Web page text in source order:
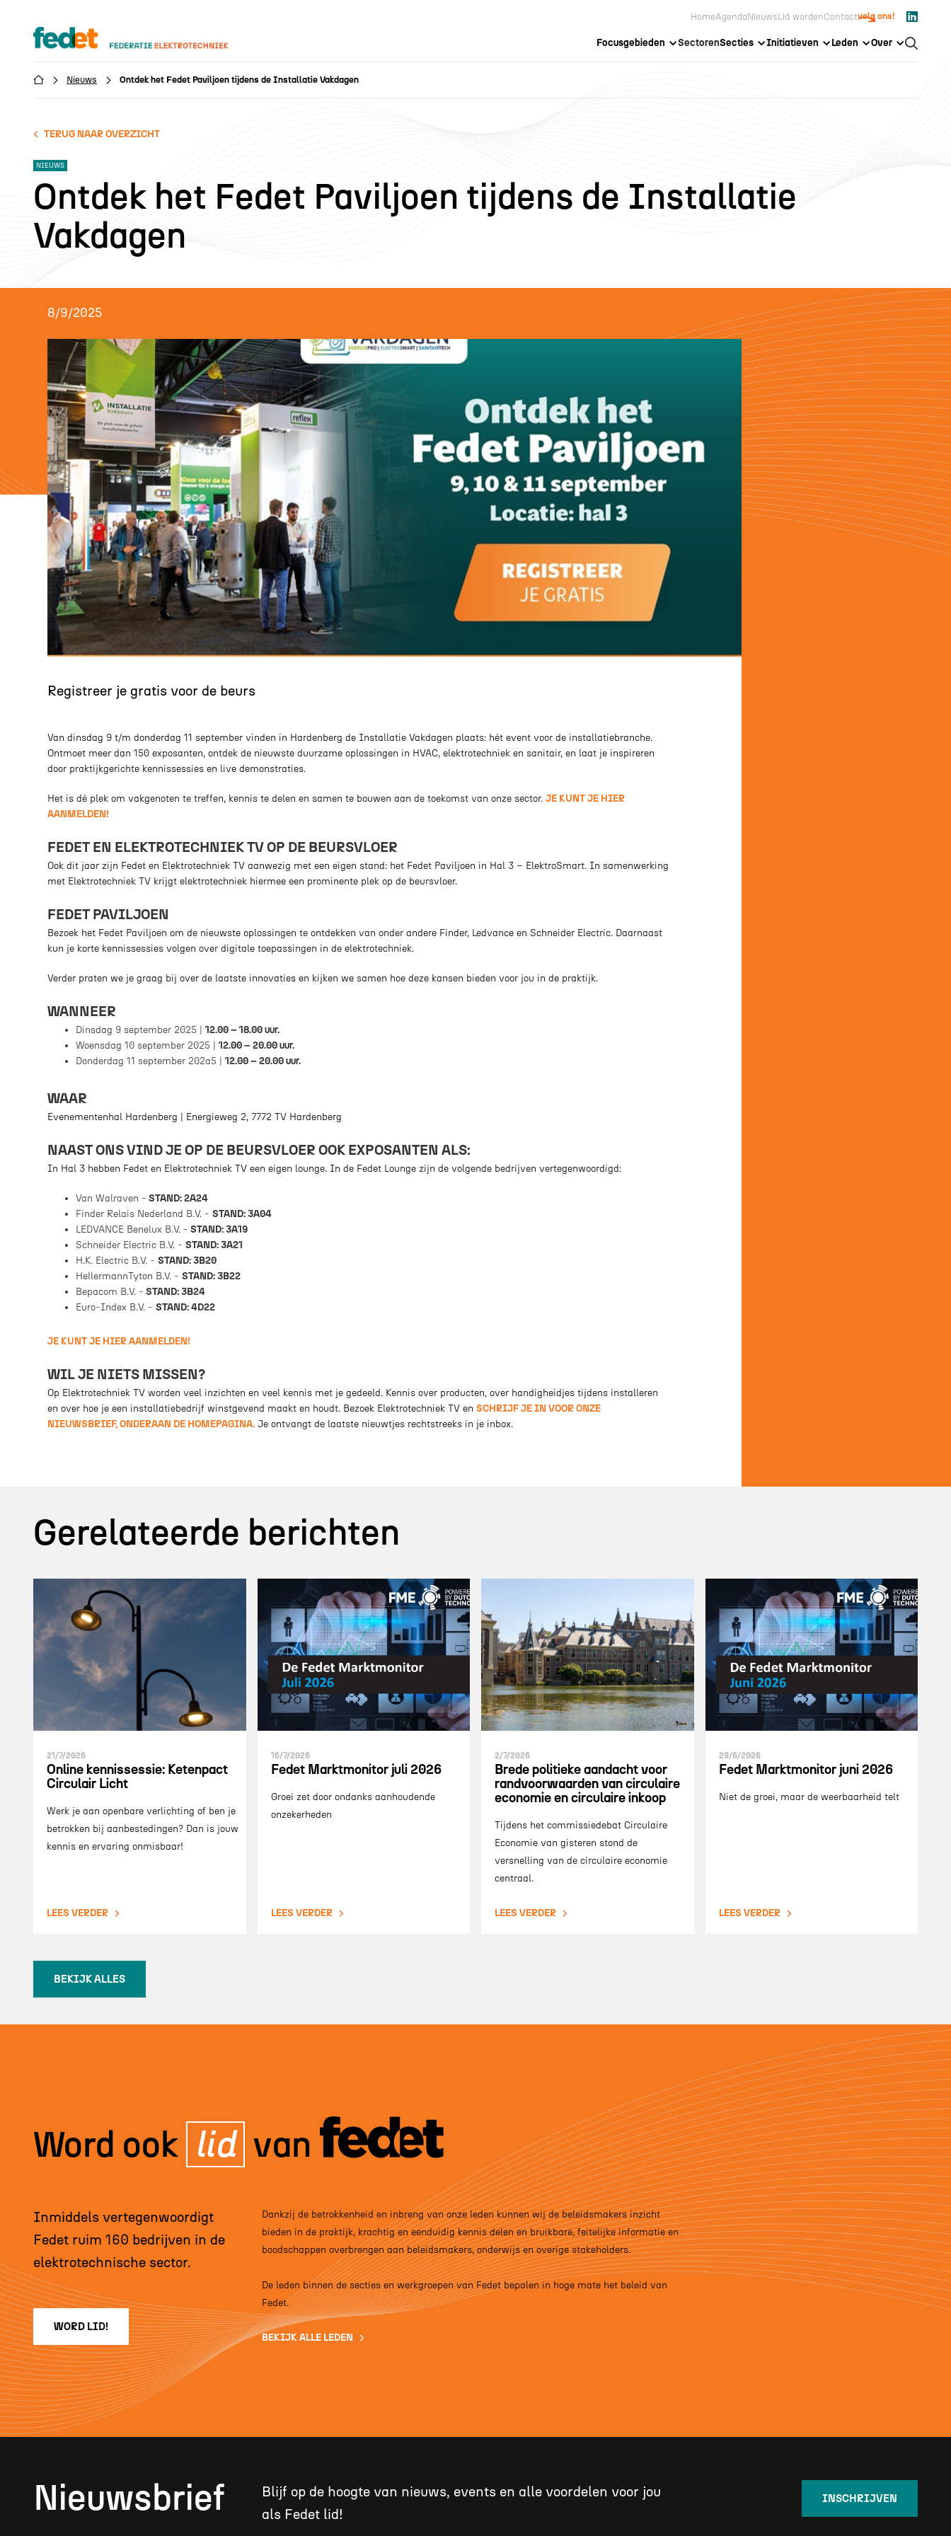
HomeAgendaNieuwsLid wordenContactvolg ons! 
Focusgebieden SectorenSecties Initiatieven Leden Over 
 Nieuws Ontdek het Fedet Paviljoen tijdens de Installatie Vakdagen
TERUG NAAR OVERZICHT
NIEUWS
Ontdek het Fedet Paviljoen tijdens de Installatie
Vakdagen
8/9/2025
Registreer je gratis voor de beurs
Van dinsdag 9 t/m donderdag 11 september vinden in Hardenberg de Installatie Vakdagen plaats: hét event voor de installatiebranche.
Ontmoet meer dan 150 exposanten, ontdek de nieuwste duurzame oplossingen in HVAC, elektrotechniek en sanitair, en laat je inspireren
door praktijkgerichte kennissessies en live demonstraties.
Het is dé plek om vakgenoten te treffen, kennis te delen en samen te bouwen aan de toekomst van onze sector. JE KUNT JE HIER
AANMELDEN!
FEDET EN ELEKTROTECHNIEK TV OP DE BEURSVLOER
Ook dit jaar zijn Fedet en Elektrotechniek TV aanwezig met een eigen stand: het Fedet Paviljoen in Hal 3 – ElektroSmart. In samenwerking
met Elektrotechniek TV krijgt elektrotechniek hiermee een prominente plek op de beursvloer.
FEDET PAVILJOEN
Bezoek het Fedet Paviljoen om de nieuwste oplossingen te ontdekken van onder andere Finder, Ledvance en Schneider Electric. Daarnaast
kun je korte kennissessies volgen over digitale toepassingen in de elektrotechniek.
Verder praten we je graag bij over de laatste innovaties en kijken we samen hoe deze kansen bieden voor jou in de praktijk.
WANNEER
Dinsdag 9 september 2025 | 12.00 – 18.00 uur.
Woensdag 10 september 2025 | 12.00 – 20.00 uur.
Donderdag 11 september 202a5 | 12.00 – 20.00 uur.
WAAR
Evenementenhal Hardenberg | Energieweg 2, 7772 TV Hardenberg
NAAST ONS VIND JE OP DE BEURSVLOER OOK EXPOSANTEN ALS:
In Hal 3 hebben Fedet en Elektrotechniek TV een eigen lounge. In de Fedet Lounge zijn de volgende bedrijven vertegenwoordigd:
Van Walraven - STAND: 2A24
Finder Relais Nederland B.V. - STAND: 3A04
LEDVANCE Benelux B.V. - STAND: 3A19
Schneider Electric B.V. - STAND: 3A21
H.K. Electric B.V. - STAND: 3B20
HellermannTyton B.V. - STAND: 3B22
Bepacom B.V. - STAND: 3B24
Euro-Index B.V. - STAND: 4D22
JE KUNT JE HIER AANMELDEN!
WIL JE NIETS MISSEN?
Op Elektrotechniek TV worden veel inzichten en veel kennis met je gedeeld. Kennis over producten, over handigheidjes tijdens installeren
en over hoe je een installatiebedrijf winstgevend maakt en houdt. Bezoek Elektrotechniek TV en SCHRIJF JE IN VOOR ONZE
NIEUWSBRIEF, ONDERAAN DE HOMEPAGINA. Je ontvangt de laatste nieuwtjes rechtstreeks in je inbox.
Gerelateerde berichten
21/7/2026
Online kennissessie: Ketenpact
Circulair Licht
Werk je aan openbare verlichting of ben je
betrokken bij aanbestedingen? Dan is jouw
kennis en ervaring onmisbaar!
LEES VERDER
16/7/2026
Fedet Marktmonitor juli 2026
Groei zet door ondanks aanhoudende
onzekerheden
LEES VERDER
2/7/2026
Brede politieke aandacht voor
randvoorwaarden van circulaire
economie en circulaire inkoop
Tijdens het commissiedebat Circulaire
Economie van gisteren stond de
versnelling van de circulaire economie
centraal.
LEES VERDER
29/6/2026
Fedet Marktmonitor juni 2026
Niet de groei, maar de weerbaarheid telt
LEES VERDER
BEKIJK ALLES
Word ook lid van
Inmiddels vertegenwoordigt
Fedet ruim 160 bedrijven in de
elektrotechnische sector.
WORD LID!
Dankzij de betrokkenheid en inbreng van onze leden kunnen wij de beleidsmakers inzicht
bieden in de praktijk, krachtig en eenduidig kennis delen en bruikbare, feitelijke informatie en
boodschappen overbrengen aan beleidsmakers, onderwijs en overige stakeholders.
De leden binnen de secties en werkgroepen van Fedet bepalen in hoge mate het beleid van
Fedet.
BEKIJK ALLE LEDEN
Nieuwsbrief
Blijf op de hoogte van nieuws, events en alle voordelen voor jou
als Fedet lid!
INSCHRIJVEN